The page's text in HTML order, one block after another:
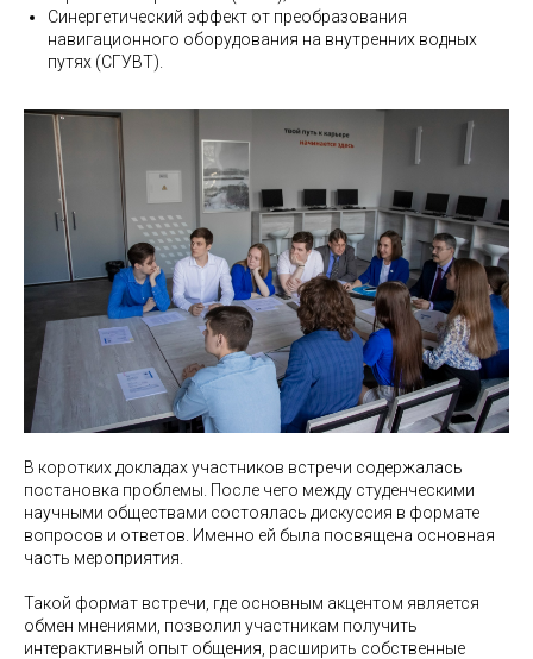
Синергетический эффект от преобразования
навигационного оборудования на внутренних водных
путях (СГУВТ).
В коротких докладах участников встречи содержалась
постановка проблемы. После чего между студенческими
научными обществами состоялась дискуссия в формате
вопросов и ответов. Именно ей была посвящена основная
часть мероприятия.
Такой формат встречи, где основным акцентом является
обмен мнениями, позволил участникам получить
интерактивный опыт общения, расширить собственные